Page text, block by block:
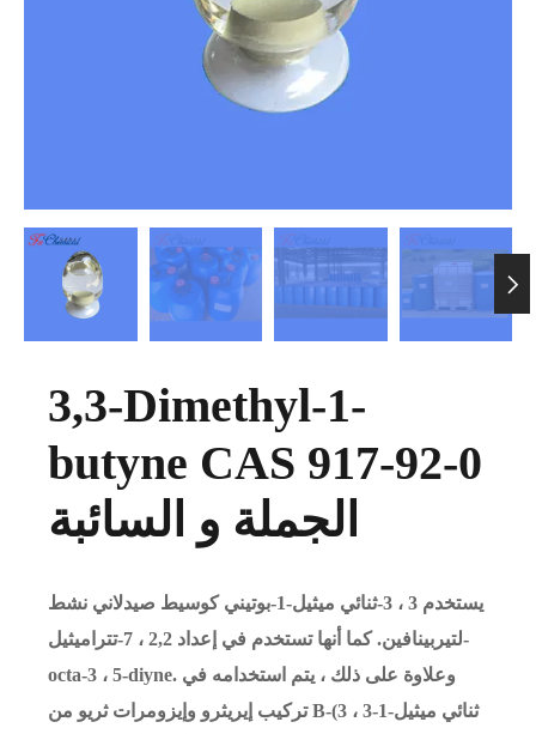

3,3-Dimethyl-1-
butyne CAS 917-92-0
الجملة و السائبة
يستخدم 3 ، 3-ثنائي ميثيل-1-بوتيني كوسيط صيدلاني نشط
لتيربينافين. كما أنها تستخدم في إعداد 2,2 ، 7-تتراميثيل-
octa-3 ، 5-diyne. وعلاوة على ذلك ، يتم استخدامه في
تركيب إيريثرو وإيزومرات ثريو من B-(3 ، 3-ثنائي ميثيل-1